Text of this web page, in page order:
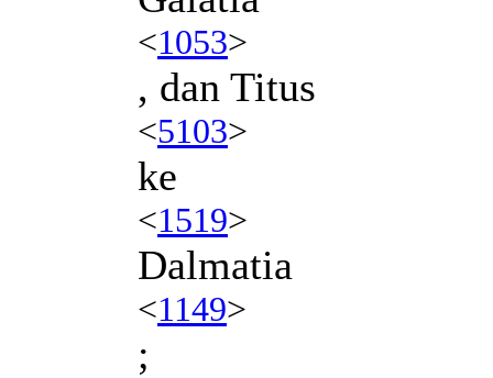
<1053>
, dan Titus
<5103>
ke
<1519>
Dalmatia
<1149>
;